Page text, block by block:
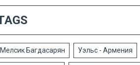
Мелсик Багдасарян Уэльс - Армения